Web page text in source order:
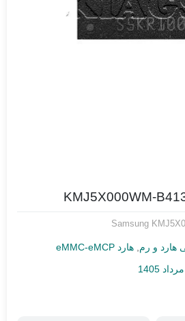
Samsung
هارد و رم هارد eMMC-eMCP